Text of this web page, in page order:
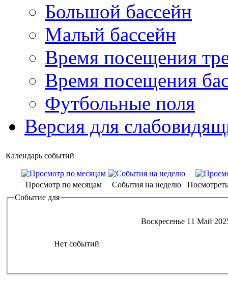
Большой бассейн
Малый бассейн
Время посещения
Время посещения
Футбольные поля
Версия для
Календарь событий
Просмотр по месяцам События на неделю
Событие для
Воскресенье 11 Май
Нет событий